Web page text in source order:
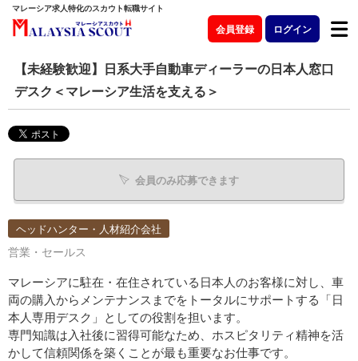
マレーシア求人特化のスカウト転職サイト
会員登録 ログイン
【未経験歓迎】日系大手自動車ディーラーの日本人窓口
デスク＜マレーシア生活を支える＞
会員のみ応募できます
ヘッドハンター・人材紹介会社
営業・セールス
マレーシアに駐在・在住されている日本人のお客様に対し、車
両の購入からメンテナンスまでをトータルにサポートする「日
本人専用デスク」としての役割を担います。
専門知識は入社後に習得可能なため、ホスピタリティ精神を活
かして信頼関係を築くことが最も重要なお仕事です。